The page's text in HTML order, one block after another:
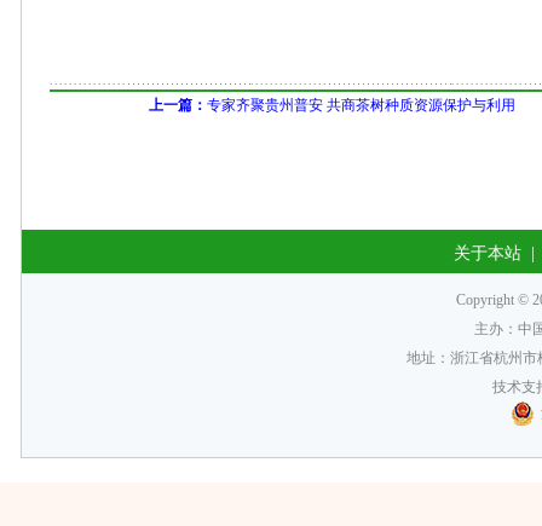
上一篇： 专家齐聚贵州普安 共商茶树种质资源保护与利用
关于本站
Copyright ©
主办：中
地址：浙江省杭州
技术支